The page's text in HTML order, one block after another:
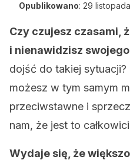
Opublikowano: 29
Czy czujesz czasami,
i nienawidzisz
dojść do takiej
możesz w tym samym
przeciwstawne i
nam, że jest to
Wydaje się, że